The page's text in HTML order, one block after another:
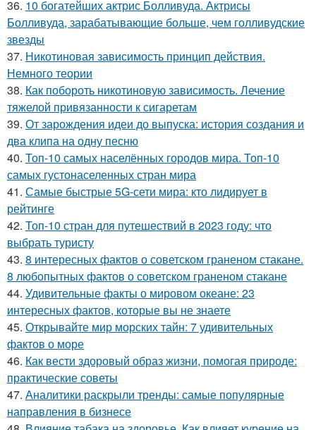
36. 10 богатейших актрис Болливуда. Актрисы
Болливуда, зарабатывающие больше, чем голливудские
звезды
37. Никотиновая зависимость принцип действия.
Немного теории
38. Как побороть никотиновую зависимость. Лечение
тяжелой привязанности к сигаретам
39. От зарождения идеи до выпуска: история создания и
два клипа на одну песню
40. Топ-10 самых населённых городов мира. Топ-10
самых густонаселенных стран мира
41. Самые быстрые 5G-сети мира: кто лидирует в
рейтинге
42. Топ-10 стран для путешествий в 2023 году: что
выбрать туристу
43. 8 интересных фактов о советском граненом стакане.
8 любопытных фактов о советском граненом стакане
44. Удивительные факты о мировом океане: 23
интересных фактов, которые вы не знаете
45. Открывайте мир морских тайн: 7 удивительных
фактов о море
46. Как вести здоровый образ жизни, помогая природе:
практические советы
47. Аналитики раскрыли тренды: самые популярные
направления в бизнесе